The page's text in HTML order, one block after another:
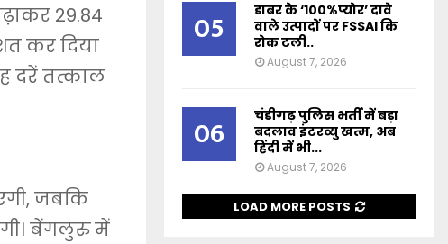
29.84
कर दिया
दरें तत्काल
जबकि
बेंगलुरु में
05
डाबर के ‘100%प्योर’ दावे
वाले उत्पादों पर FSSAI कि
रोक टली..
August 7, 2026
06
चंडीगढ़ पुलिस भर्ती में बड़ा
बदलाव इंटरव्यु खत्म, अब
हिंदी में भी...
August 7, 2026
LOAD MORE POSTS